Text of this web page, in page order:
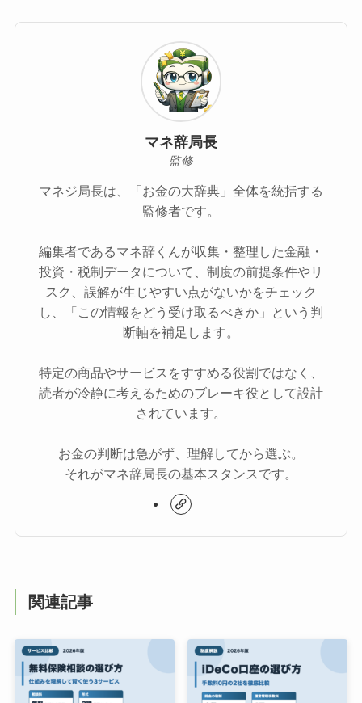
マネ辞局長
監修
マネジ局長は、「お金の大辞典」全体を統括する
監修者です。
編集者であるマネ辞くんが収集・整理した金融・
投資・税制データについて、制度の前提条件やリ
スク、誤解が生じやすい点がないかをチェック
し、「この情報をどう受け取るべきか」という判
断軸を補足します。
特定の商品やサービスをすすめる役割ではなく、
読者が冷静に考えるためのブレーキ役として設計
されています。
お金の判断は急がず、理解してから選ぶ。
それがマネ辞局長の基本スタンスです。
関連記事